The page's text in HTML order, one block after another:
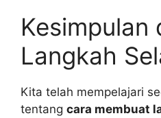
Kesimpulan
Langkah
Kita telah mempelajari
tentang cara membuat